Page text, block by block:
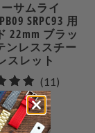
サムライ
SRPC93 用
22mm ブラッ
ンレススチー
スレット
(11)11